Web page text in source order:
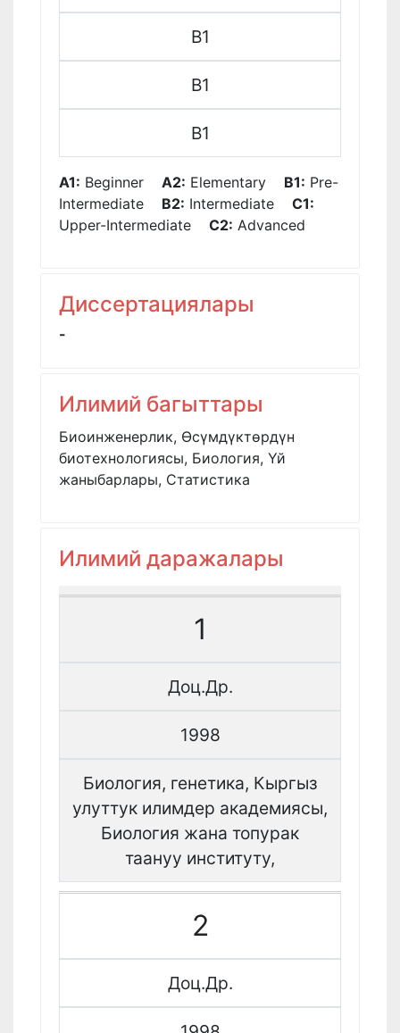
B1
B1
B1
A1: Beginner A2: Elementary B1: Pre-
Intermediate B2: Intermediate C1:
Upper-Intermediate C2: Advanced
Диссертациялары
-
Илимий багыттары
Биоинженерлик, Өсүмдүктөрдүн
биотехнологиясы, Биология, Үй
жаныбарлары, Статистика
Илимий даражалары
1
Доц.Др.
1998
Биология, генетика, Кыргыз
улуттук илимдер академиясы,
Биология жана топурак
таануу институту,
2
Доц.Др.